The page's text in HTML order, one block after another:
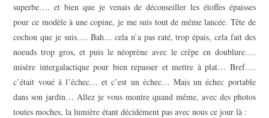
superbe…. et bien que je venais de déconseiller les étoffes épaisses
pour ce modèle à une copine, je me suis tout de même lancée. Tête de
cochon que je suis…. Bah… cela n’a pas raté, trop épais, cela fait des
noeuds trop gros, et puis le néoprène avec le crêpe en doublure….
misère intergalactique pour bien repasser et mettre à plat… Bref….
c’était voué à l’échec… et c’est un échec… Mais un échec portable
dans son jardin… Allez je vous montre quand même, avec des photos
toutes moches, la lumière étant décidément pas avec nous ce jour là :